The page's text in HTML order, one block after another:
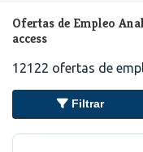
Ofertas de Empleo
access
12122 ofertas de
Filtrar